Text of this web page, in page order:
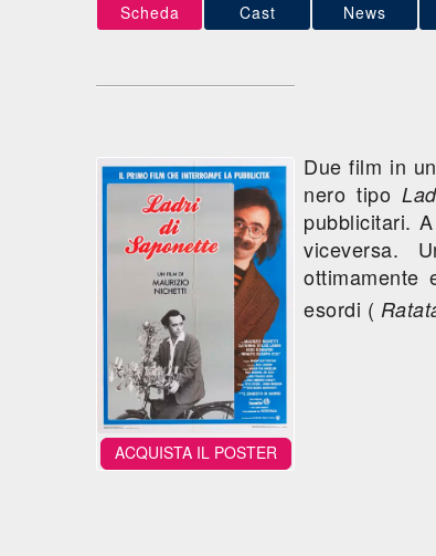
Scheda Cast News
ACQUISTA IL POSTER
Due film in
nero tipo
pubblicitari.
viceversa.
ottimamente
esordi (